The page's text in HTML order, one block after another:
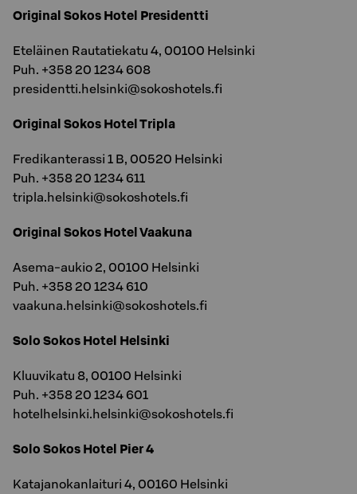
Original Sokos Hotel Presidentti
Eteläinen Rautatiekatu 4, 00100 Helsinki
Puh. +358 20 1234 608
presidentti.helsinki@sokoshotels.fi
Original Sokos Hotel Tripla
Fredikanterassi 1 B, 00520 Helsinki
Puh. +358 20 1234 611
tripla.helsinki@sokoshotels.fi
Original Sokos Hotel Vaakuna
Asema-aukio 2, 00100 Helsinki
Puh. +358 20 1234 610
vaakuna.helsinki@sokoshotels.fi
Solo Sokos Hotel Helsinki
Kluuvikatu 8, 00100 Helsinki
Puh. +358 20 1234 601
hotelhelsinki.helsinki@sokoshotels.fi
Solo Sokos Hotel Pier 4
Katajanokanlaituri 4, 00160 Helsinki